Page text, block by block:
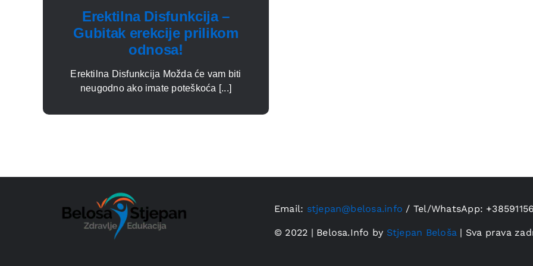
Erektilna Disfunkcija –
Gubitak erekcije prilikom
odnosa!
Erektilna Disfunkcija Možda će vam biti
neugodno ako imate poteškoća [...]
Email: stjepan@belosa.info / Tel/WhatsApp:
© 2022 | Belosa.Info by Stjepan Beloša | Sva prava